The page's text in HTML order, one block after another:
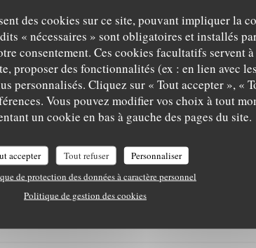
des cookies sur ce site, pouvant impliquer la
« nécessaires » sont obligatoires et installés
consentement. Ces cookies facultatifs servent
proposer des fonctionnalités (ex : en lien avec
personnalisés. Cliquez sur « Tout accepter », «
Vous pouvez modifier vos choix à tout
un cookie en bas à gauche des pages du site.
accepter Tout refuser
Personnaliser
de protection des données à caractère personnel
Politique de gestion des cookies
du coin. Comme prévu, le service et l'ambiance étaient
sont dans la cuisine! La cuisine était également raffinée, bien
nous avons goûté à tous les plats de ce jour-là. Chaque plat
prix !
Service /5 Ambiance Cuisine:5/5